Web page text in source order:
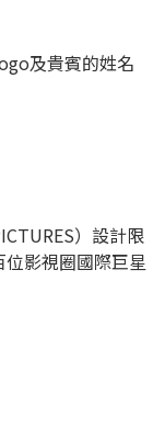
及貴賓的姓名
）設計限
影視圈國際巨星